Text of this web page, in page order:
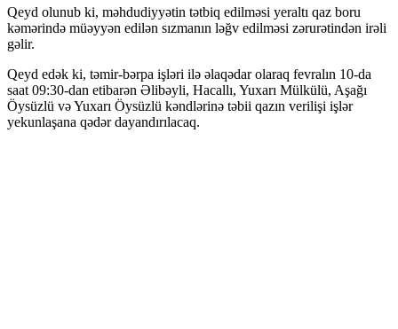
Qeyd olunub ki, məhdudiyyətin tətbiq edilməsi yeraltı qaz boru
kəmərində müəyyən edilən sızmanın ləğv edilməsi zərurətindən irəli
gəlir.
Qeyd edək ki, təmir-bərpa işləri ilə əlaqədar olaraq fevralın 10-da
saat 09:30-dan etibarən Əlibəyli, Hacallı, Yuxarı Mülkülü, Aşağı
Öysüzlü və Yuxarı Öysüzlü kəndlərinə təbii qazın verilişi işlər
yekunlaşana qədər dayandırılacaq.